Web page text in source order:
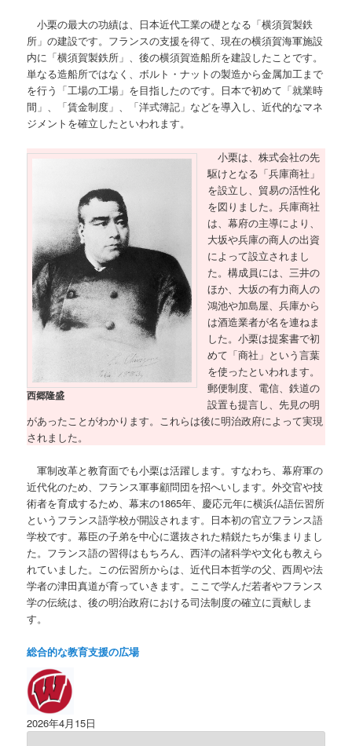
小栗の最大の功績は、日本近代工業の礎となる「横須賀製鉄
所」の建設です。フランスの支援を得て、現在の横須賀海軍施設
内に「横須賀製鉄所」、後の横須賀造船所を建設したことです。
単なる造船所ではなく、ボルト・ナットの製造から金属加工まで
を行う「工場の工場」を目指したのです。日本で初めて「就業時
間」、「賃金制度」、「洋式簿記」などを導入し、近代的なマネ
ジメントを確立したといわれます。
西郷隆盛
小栗は、株式会社の先
駆けとなる「兵庫商社」
を設立し、貿易の活性化
を図りました。兵庫商社
は、幕府の主導により、
大坂や兵庫の商人の出資
によって設立されまし
た。構成員には、三井の
ほか、大坂の有力商人の
鴻池や加島屋、兵庫から
は酒造業者が名を連ねま
した。小栗は提案書で初
めて「商社」という言葉
を使ったといわれます。
郵便制度、電信、鉄道の
設置も提言し、先見の明
があったことがわかります。これらは後に明治政府によって実現
されました。
軍制改革と教育面でも小栗は活躍します。すなわち、幕府軍の
近代化のため、フランス軍事顧問団を招へいします。外交官や技
術者を育成するため、幕末の1865年、慶応元年に横浜仏語伝習所
というフランス語学校が開設されます。日本初の官立フランス語
学校です。幕臣の子弟を中心に選抜された精鋭たちが集まりまし
た。フランス語の習得はもちろん、西洋の諸科学や文化も教えら
れていました。この伝習所からは、近代日本哲学の父、西周や法
学者の津田真道が育っていきます。ここで学んだ若者やフランス
学の伝統は、後の明治政府における司法制度の確立に貢献しま
す。
総合的な教育支援の広場
2026年4月15日